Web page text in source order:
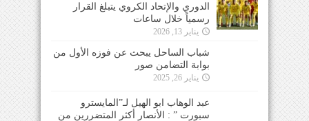
الدوري والإتحاد الكروي يتبلغ القرار
رسمياً خلال ساعات
يناير 13, 2026
شباب الساحل يبحث عن فوزه الأول من
بوابة التضامن صور
يناير 26, 2025
عبد الوهاب ابو الهيل لـ”المايسترو
سبورت ” : الأنصار أكثر المتضررين من